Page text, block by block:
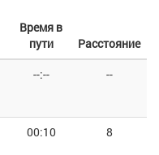
Время в
пути
Расстояние
--:-- --
00:10 8